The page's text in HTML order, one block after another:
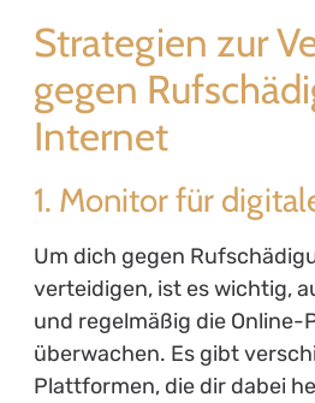
Strategien zur
gegen
Internet
1. Monitor für
Um dich gegen
verteidigen, ist es wichtig,
und regelmäßig die Online-
überwachen. Es gibt
Plattformen, die dir dabei